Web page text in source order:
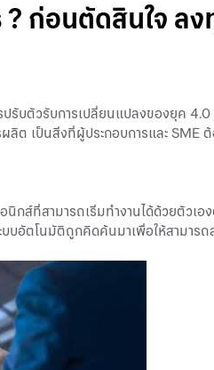
ก่อนตัดสินใจ ล
บตัวรับการเปลี่ยนแปลงของยุค 4.0
ผลิต เป็นสิ่งที่ผู้ประกอบการและ SME
ส์ที่สามารถเริ่มทำงานได้ด้วยตัวเ
บอัตโนมัติถูกคิดค้นมาเพื่อให้สามา